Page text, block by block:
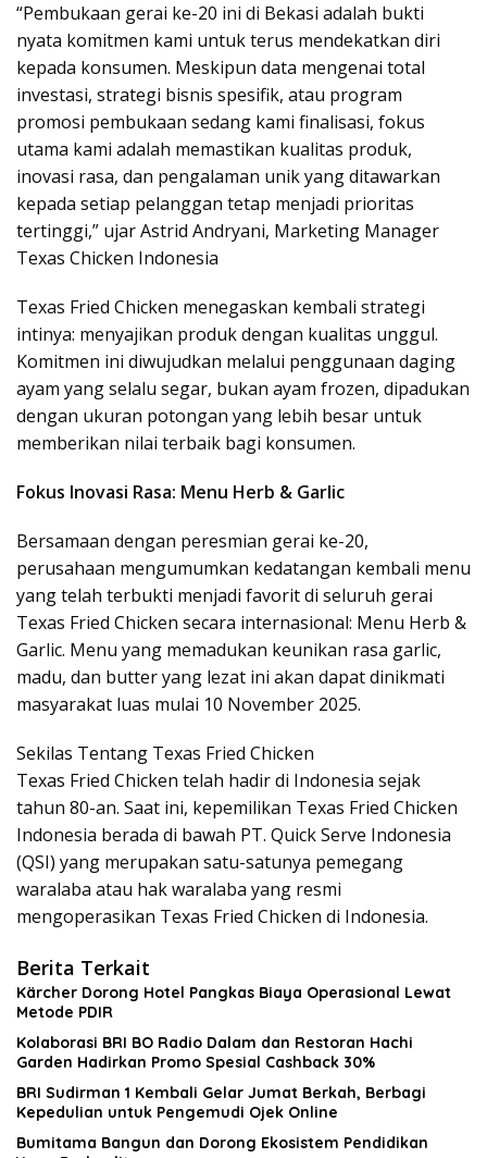
“Pembukaan gerai ke-20 ini di Bekasi adalah bukti
nyata komitmen kami untuk terus mendekatkan diri
kepada konsumen. Meskipun data mengenai total
investasi, strategi bisnis spesifik, atau program
promosi pembukaan sedang kami finalisasi, fokus
utama kami adalah memastikan kualitas produk,
inovasi rasa, dan pengalaman unik yang ditawarkan
kepada setiap pelanggan tetap menjadi prioritas
tertinggi,” ujar Astrid Andryani, Marketing Manager
Texas Chicken Indonesia
Texas Fried Chicken menegaskan kembali strategi
intinya: menyajikan produk dengan kualitas unggul.
Komitmen ini diwujudkan melalui penggunaan daging
ayam yang selalu segar, bukan ayam frozen, dipadukan
dengan ukuran potongan yang lebih besar untuk
memberikan nilai terbaik bagi konsumen.
Fokus Inovasi Rasa: Menu Herb & Garlic
Bersamaan dengan peresmian gerai ke-20,
perusahaan mengumumkan kedatangan kembali menu
yang telah terbukti menjadi favorit di seluruh gerai
Texas Fried Chicken secara internasional: Menu Herb &
Garlic. Menu yang memadukan keunikan rasa garlic,
madu, dan butter yang lezat ini akan dapat dinikmati
masyarakat luas mulai 10 November 2025.
Sekilas Tentang Texas Fried Chicken
Texas Fried Chicken telah hadir di Indonesia sejak
tahun 80-an. Saat ini, kepemilikan Texas Fried Chicken
Indonesia berada di bawah PT. Quick Serve Indonesia
(QSI) yang merupakan satu-satunya pemegang
waralaba atau hak waralaba yang resmi
mengoperasikan Texas Fried Chicken di Indonesia.
Berita Terkait
Kärcher Dorong Hotel Pangkas Biaya Operasional Lewat
Metode PDIR
Kolaborasi BRI BO Radio Dalam dan Restoran Hachi
Garden Hadirkan Promo Spesial Cashback 30%
BRI Sudirman 1 Kembali Gelar Jumat Berkah, Berbagi
Kepedulian untuk Pengemudi Ojek Online
Bumitama Bangun dan Dorong Ekosistem Pendidikan